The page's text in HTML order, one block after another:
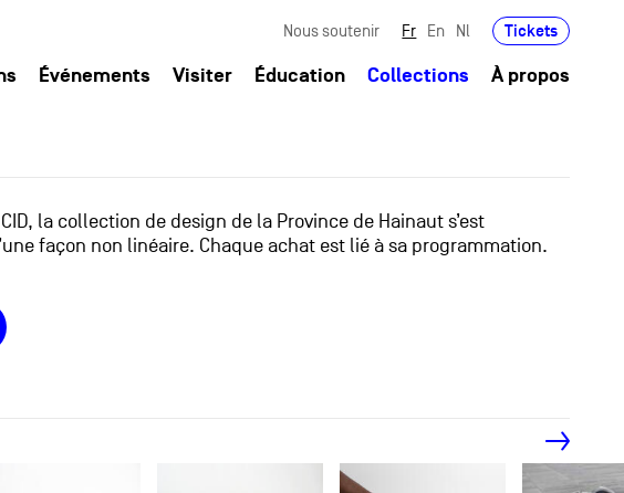
Nous soutenir Fr En Nl Tickets
Événements Visiter Éducation Collections À propos
la collection de design de la Province de Hainaut s’est
façon non linéaire. Chaque achat est lié à sa programmation.